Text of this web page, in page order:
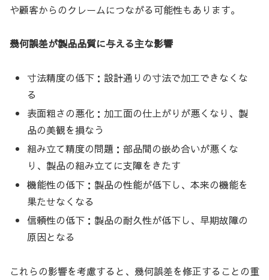
や顧客からのクレームにつながる可能性もあります。
幾何誤差が製品品質に与える主な影響
寸法精度の低下：設計通りの寸法で加工できなくな
る
表面粗さの悪化：加工面の仕上がりが悪くなり、製
品の美観を損なう
組み立て精度の問題：部品間の嵌め合いが悪くな
り、製品の組み立てに支障をきたす
機能性の低下：製品の性能が低下し、本来の機能を
果たせなくなる
信頼性の低下：製品の耐久性が低下し、早期故障の
原因となる
これらの影響を考慮すると、幾何誤差を修正することの重